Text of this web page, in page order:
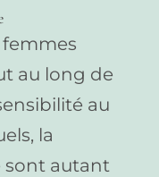
femmes
au long de
au
la
sont autant